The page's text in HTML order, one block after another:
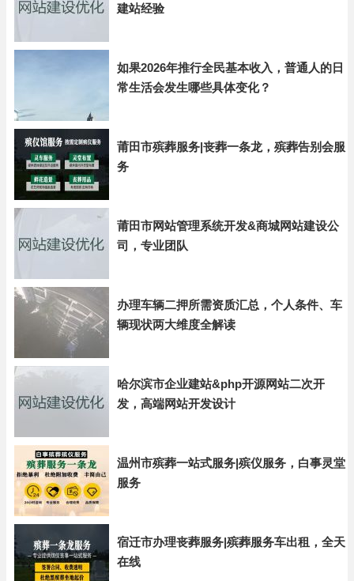
建站经验
如果2026年推行全民基本收入，普通人的日
常生活会发生哪些具体变化？
莆田市殡葬服务|丧葬一条龙，殡葬告别会服
务
莆田市网站管理系统开发&商城网站建设公
司，专业团队
办理车辆二押所需资质汇总，个人条件、车
辆现状两大维度全解读
哈尔滨市企业建站&php开源网站二次开
发，高端网站开发设计
温州市殡葬一站式服务|殡仪服务，白事灵堂
服务
宿迁市办理丧葬服务|殡葬服务车出租，全天
在线